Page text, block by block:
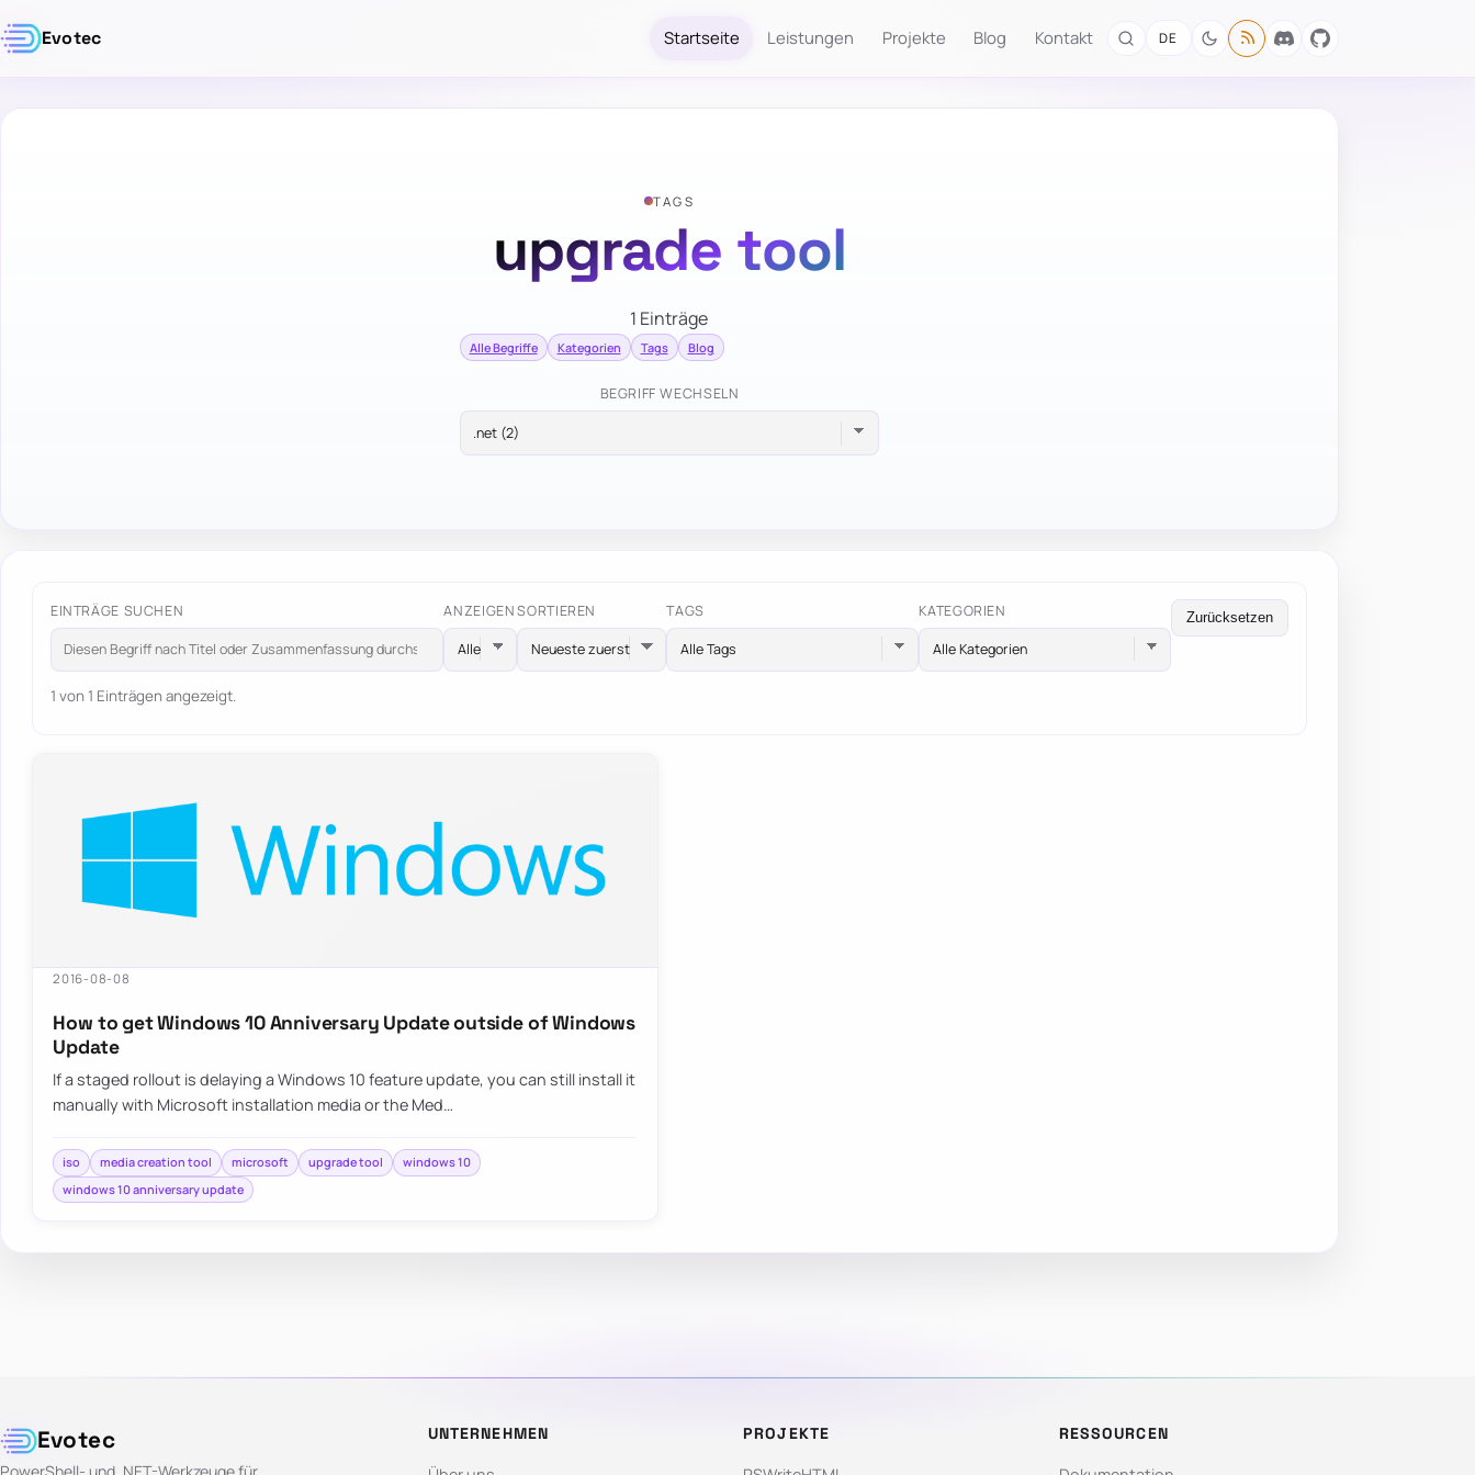
Evotec Startseite Leistungen Projekte Blog Kontakt DE
TAGS
upgrade tool
1 Einträge
Alle Begriffe Kategorien Tags Blog
BEGRIFF WECHSELN
EINTRÄGE SUCHEN ANZEIGEN SORTIEREN TAGS
Alle Tags
KATEGORIEN
Alle Kategorien
Zurücksetzen
1 von 1 Einträgen angezeigt.
2016-08-08
How to get Windows 10 Anniversary Update outside of Windows
Update
If a staged rollout is delaying a Windows 10 feature update, you can still install it
manually with Microsoft installation media or the Med…
iso media creation tool microsoft upgrade tool
windows 10
windows 10 anniversary update
Evotec UNTERNEHMEN PROJEKTE RESSOURCEN